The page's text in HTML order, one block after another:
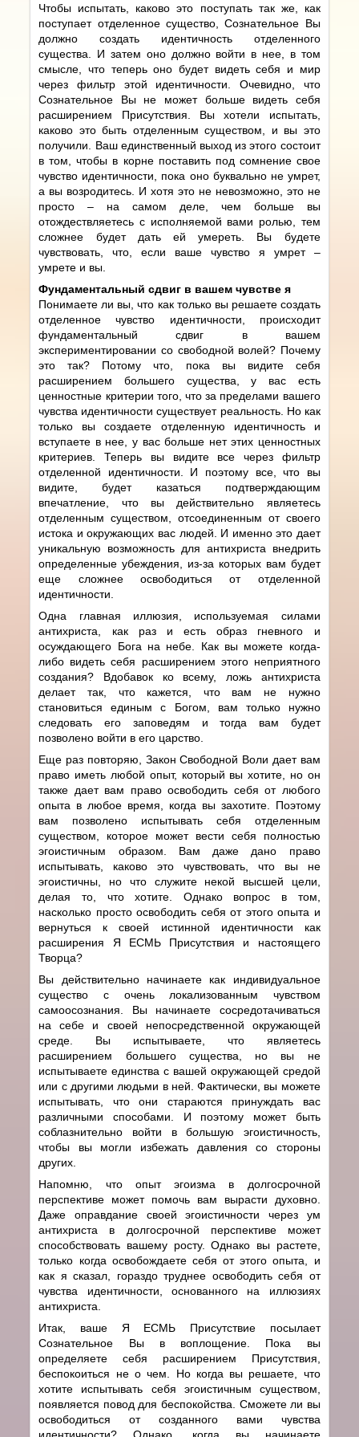
Чтобы испытать, каково это поступать так же, как
поступает отделенное существо, Сознательное Вы
должно создать идентичность отделенного
существа. И затем оно должно войти в нее, в том
смысле, что теперь оно будет видеть себя и мир
через фильтр этой идентичности. Очевидно, что
Сознательное Вы не может больше видеть себя
расширением Присутствия. Вы хотели испытать,
каково это быть отделенным существом, и вы это
получили. Ваш единственный выход из этого состоит
в том, чтобы в корне поставить под сомнение свое
чувство идентичности, пока оно буквально не умрет,
а вы возродитесь. И хотя это не невозможно, это не
просто – на самом деле, чем больше вы
отождествляетесь с исполняемой вами ролью, тем
сложнее будет дать ей умереть. Вы будете
чувствовать, что, если ваше чувство я умрет –
умрете и вы.
Фундаментальный сдвиг в вашем чувстве я
Понимаете ли вы, что как только вы решаете создать
отделенное чувство идентичности, происходит
фундаментальный сдвиг в вашем
экспериментировании со свободной волей? Почему
это так? Потому что, пока вы видите себя
расширением большего существа, у вас есть
ценностные критерии того, что за пределами вашего
чувства идентичности существует реальность. Но как
только вы создаете отделенную идентичность и
вступаете в нее, у вас больше нет этих ценностных
критериев. Теперь вы видите все через фильтр
отделенной идентичности. И поэтому все, что вы
видите, будет казаться подтверждающим
впечатление, что вы действительно являетесь
отделенным существом, отсоединенным от своего
истока и окружающих вас людей. И именно это дает
уникальную возможность для антихриста внедрить
определенные убеждения, из-за которых вам будет
еще сложнее освободиться от отделенной
идентичности.
Одна главная иллюзия, используемая силами
антихриста, как раз и есть образ гневного и
осуждающего Бога на небе. Как вы можете когда-
либо видеть себя расширением этого неприятного
создания? Вдобавок ко всему, ложь антихриста
делает так, что кажется, что вам не нужно
становиться единым с Богом, вам только нужно
следовать его заповедям и тогда вам будет
позволено войти в его царство.
Еще раз повторяю, Закон Свободной Воли дает вам
право иметь любой опыт, который вы хотите, но он
также дает вам право освободить себя от любого
опыта в любое время, когда вы захотите. Поэтому
вам позволено испытывать себя отделенным
существом, которое может вести себя полностью
эгоистичным образом. Вам даже дано право
испытывать, каково это чувствовать, что вы не
эгоистичны, но что служите некой высшей цели,
делая то, что хотите. Однако вопрос в том,
насколько просто освободить себя от этого опыта и
вернуться к своей истинной идентичности как
расширения Я ЕСМЬ Присутствия и настоящего
Творца?
Вы действительно начинаете как индивидуальное
существо с очень локализованным чувством
самоосознания. Вы начинаете сосредотачиваться
на себе и своей непосредственной окружающей
среде. Вы испытываете, что являетесь
расширением большего существа, но вы не
испытываете единства с вашей окружающей средой
или с другими людьми в ней. Фактически, вы можете
испытывать, что они стараются принуждать вас
различными способами. И поэтому может быть
соблазнительно войти в большую эгоистичность,
чтобы вы могли избежать давления со стороны
других.
Напомню, что опыт эгоизма в долгосрочной
перспективе может помочь вам вырасти духовно.
Даже оправдание своей эгоистичности через ум
антихриста в долгосрочной перспективе может
способствовать вашему росту. Однако вы растете,
только когда освобождаете себя от этого опыта, и
как я сказал, гораздо труднее освободить себя от
чувства идентичности, основанного на иллюзиях
антихриста.
Итак, ваше Я ЕСМЬ Присутствие посылает
Сознательное Вы в воплощение. Пока вы
определяете себя расширением Присутствия,
беспокоиться не о чем. Но когда вы решаете, что
хотите испытывать себя эгоистичным существом,
появляется повод для беспокойства. Сможете ли вы
освободиться от созданного вами чувства
идентичности? Однако, когда вы начинаете